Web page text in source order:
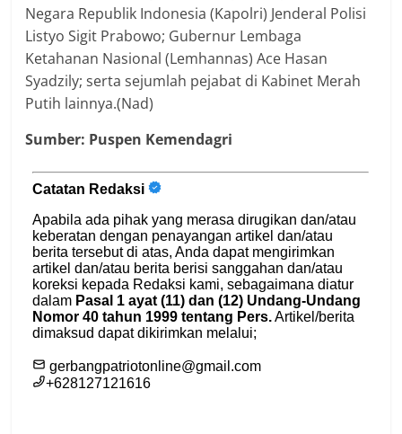
Negara Republik Indonesia (Kapolri) Jenderal Polisi
Listyo Sigit Prabowo; Gubernur Lembaga
Ketahanan Nasional (Lemhannas) Ace Hasan
Syadzily; serta sejumlah pejabat di Kabinet Merah
Putih lainnya.(Nad)
Sumber: Puspen Kemendagri